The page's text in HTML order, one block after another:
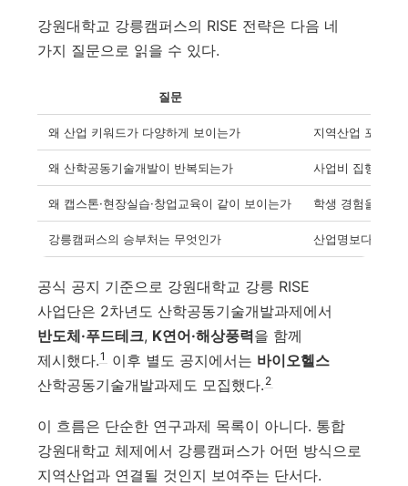
강원대학교 강릉캠퍼스의 RISE 전략은 다음 네
가지 질문으로 읽을 수 있다.
질문
왜 산업 키워드가 다양하게 보이는가 지역산업 포트폴
왜 산학공동기술개발이 반복되는가 사업비 집행보다
왜 캡스톤·현장실습·창업교육이 같이 보이는가 학생 경험을 지
강릉캠퍼스의 승부처는 무엇인가 산업명보다 교육
공식 공지 기준으로 강원대학교 강릉 RISE
사업단은 2차년도 산학공동기술개발과제에서
반도체·푸드테크, K연어·해상풍력을 함께
제시했다.1 이후 별도 공지에서는 바이오헬스
산학공동기술개발과제도 모집했다.2
이 흐름은 단순한 연구과제 목록이 아니다. 통합
강원대학교 체제에서 강릉캠퍼스가 어떤 방식으로
지역산업과 연결될 것인지 보여주는 단서다.